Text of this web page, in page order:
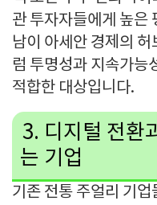
관 투자자들에게 높은
남이 아세안 경제의 허
럼 투명성과 지속가능
적합한 대상입니다.
3. 디지털 전환
는 기업
기존 전통 주얼리 기